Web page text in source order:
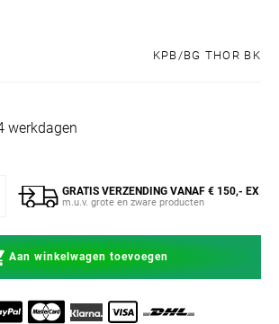
KPB/BG THOR BK
werkdagen
GRATIS VERZENDING VANAF € 150,- EX
m.u.v. grote en zware producten
Aan winkelwagen toevoegen